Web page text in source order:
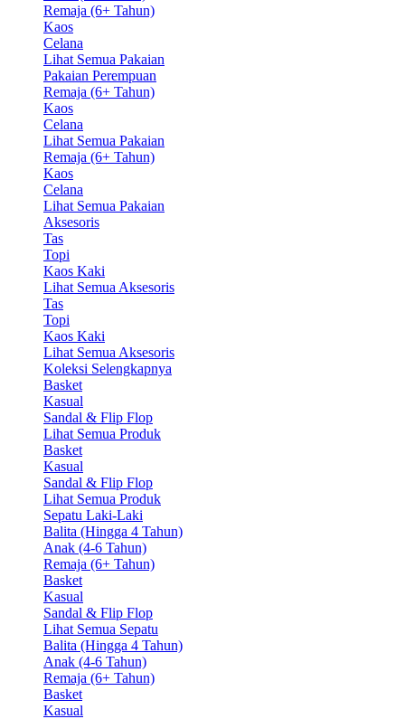
Remaja (6+ Tahun)
Kaos
Celana
Lihat Semua Pakaian
Pakaian Perempuan
Remaja (6+ Tahun)
Kaos
Celana
Lihat Semua Pakaian
Remaja (6+ Tahun)
Kaos
Celana
Lihat Semua Pakaian
Aksesoris
Tas
Topi
Kaos Kaki
Lihat Semua Aksesoris
Tas
Topi
Kaos Kaki
Lihat Semua Aksesoris
Koleksi Selengkapnya
Basket
Kasual
Sandal & Flip Flop
Lihat Semua Produk
Basket
Kasual
Sandal & Flip Flop
Lihat Semua Produk
Sepatu Laki-Laki
Balita (Hingga 4 Tahun)
Anak (4-6 Tahun)
Remaja (6+ Tahun)
Basket
Kasual
Sandal & Flip Flop
Lihat Semua Sepatu
Balita (Hingga 4 Tahun)
Anak (4-6 Tahun)
Remaja (6+ Tahun)
Basket
Kasual